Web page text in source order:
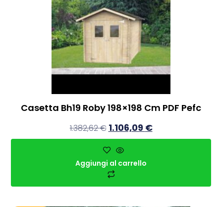
Casetta Bh19 Roby 198×198 Cm PDF Pefc
1.382,62€ 1.106,09 €
Aggiungi al carrello